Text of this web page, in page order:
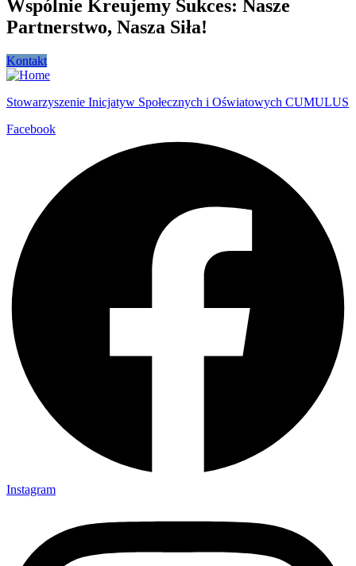
Wspólnie Kreujemy Sukces: Nasze
Partnerstwo, Nasza Siła!
Kontakt
Stowarzyszenie Inicjatyw Społecznych i Oświatowych CUMULUS
Facebook
Instagram